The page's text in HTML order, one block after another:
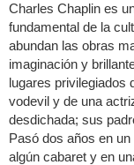
Charles Chaplin es
fundamental de la
abundan las obras
imaginación y
lugares privilegiados
vodevil y de una
desdichada; sus
Pasó dos años en
algún cabaret y en